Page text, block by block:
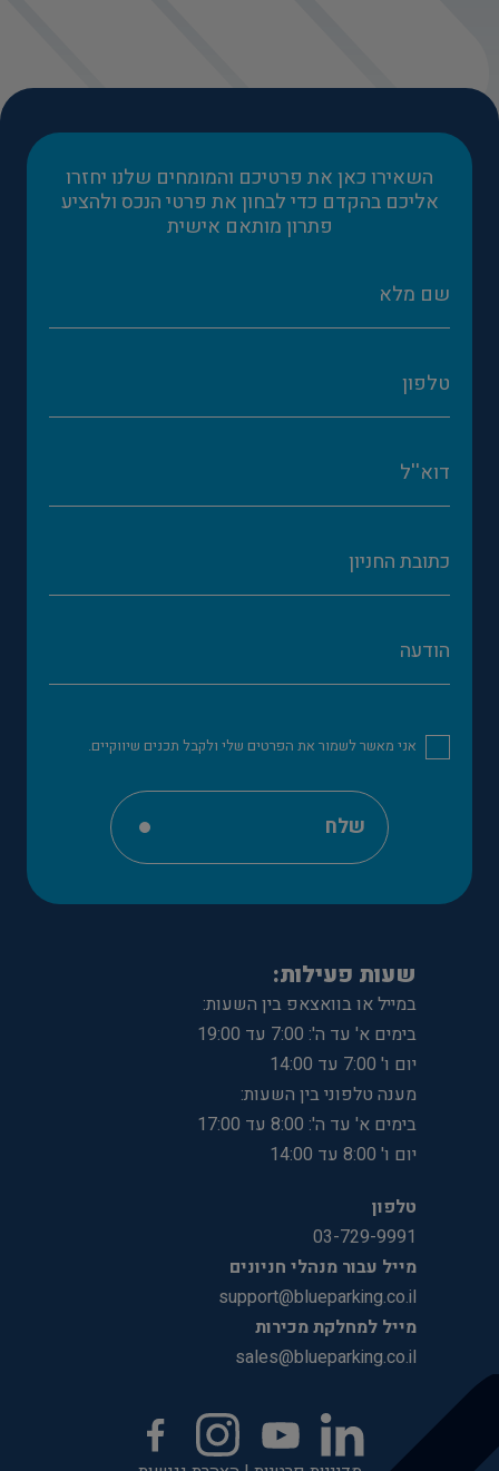
השאירו כאן את פרטיכם והמומחים שלנו יחזרו
אליכם בהקדם כדי לבחון את פרטי הנכס ולהציע
פתרון מותאם אישית
אני מאשר לשמור את הפרטים שלי ולקבל תכנים שיווקיים.
שלח
שעות פעילות:
במייל או בוואצאפ בין השעות:
בימים א' עד ה': 7:00 עד 19:00
יום ו' 7:00 עד 14:00
מענה טלפוני בין השעות:
בימים א' עד ה': 8:00 עד 17:00
יום ו' 8:00 עד 14:00
טלפון
03-729-9991
מייל עבור מנהלי חניונים
support@blueparking.co.il
מייל למחלקת מכירות
sales@blueparking.co.il